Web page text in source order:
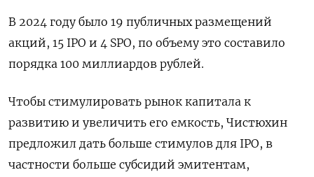
В 2024 году было 19 публичных размещений
акций, 15 IPO и 4 SPO, по объему это составило
порядка 100 миллиардов рублей.
Чтобы стимулировать рынок капитала к
развитию и увеличить его емкость, Чистюхин
предложил дать больше стимулов для IPO, в
частности больше субсидий эмитентам,